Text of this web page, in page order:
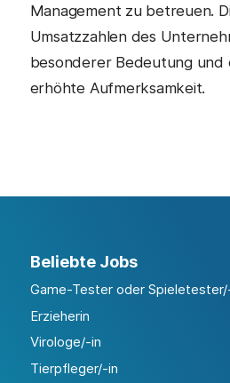
Management zu betreuen.
Umsatzzahlen des
besonderer Bedeutung
erhöhte Aufmerksamkeit.
Beliebte Jobs
Game-Tester oder
Erzieherin
Virologe/-in
Tierpfleger/-in